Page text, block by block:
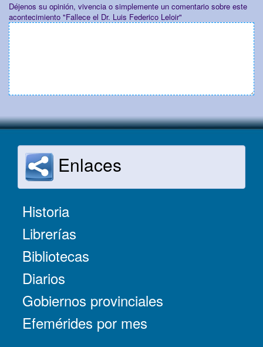
Déjenos su opinión, vivencia o simplemente un comentario sobre este
acontecimiento "Fallece el Dr. Luis Federico Leloir"
Enlaces
Historia
Librerías
Bibliotecas
Diarios
Gobiernos provinciales
Efemérides por mes